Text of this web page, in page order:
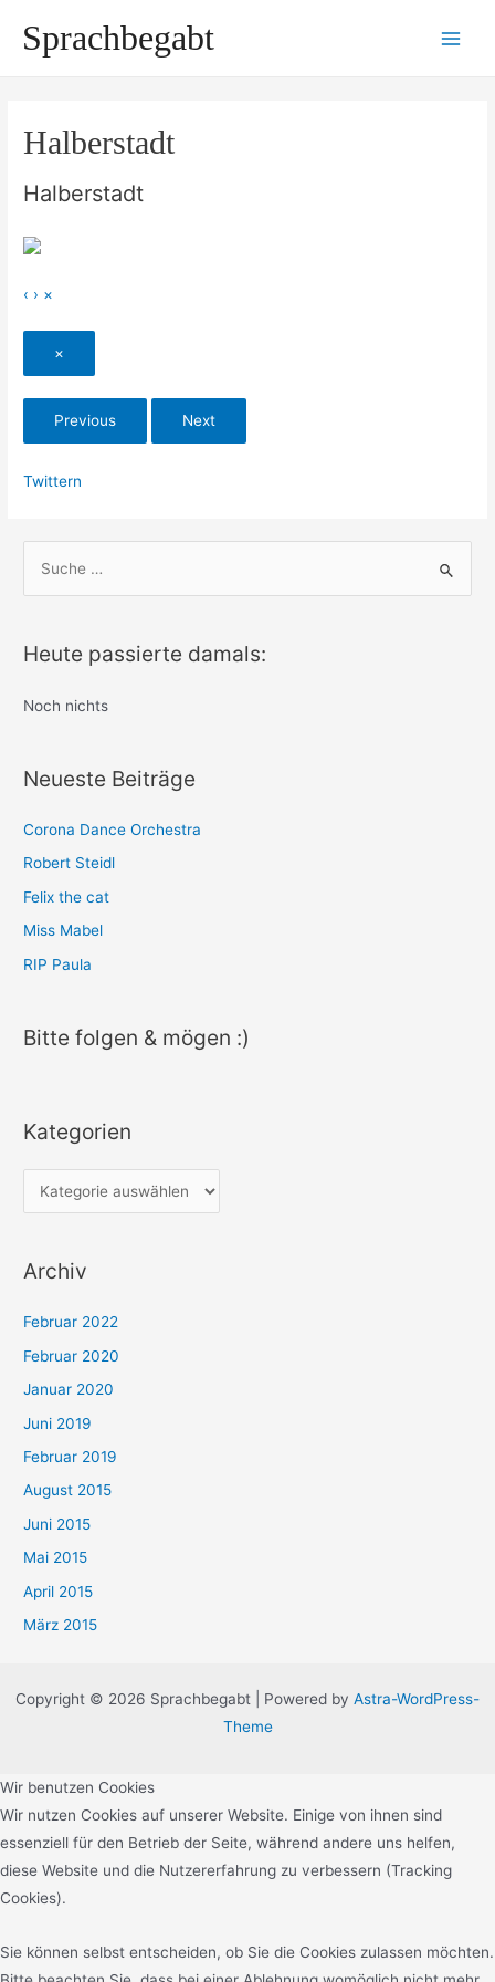
InhaltSprachbegabt
Halberstadt
Halberstadt
‹ › ×
×
Previous Next
Twittern
h
n
h
Heute passierte damals:
Noch nichts
Neueste Beiträge
Corona Dance Orchestra
Robert Steidl
Felix the cat
Miss Mabel
RIP Paula
Bitte folgen & mögen :)
Kategorien
a
e
o
r
i
e
n
Archiv
Februar 2022
Februar 2020
Januar 2020
Juni 2019
Februar 2019
August 2015
Juni 2015
Mai 2015
April 2015
März 2015
Copyright © 2026 Sprachbegabt | Powered by Astra-WordPress-
Theme
Wir benutzen Cookies
Wir nutzen Cookies auf unserer Website. Einige von ihnen sind
essenziell für den Betrieb der Seite, während andere uns helfen,
diese Website und die Nutzererfahrung zu verbessern (Tracking
Cookies).
Sie können selbst entscheiden, ob Sie die Cookies zulassen möchten.